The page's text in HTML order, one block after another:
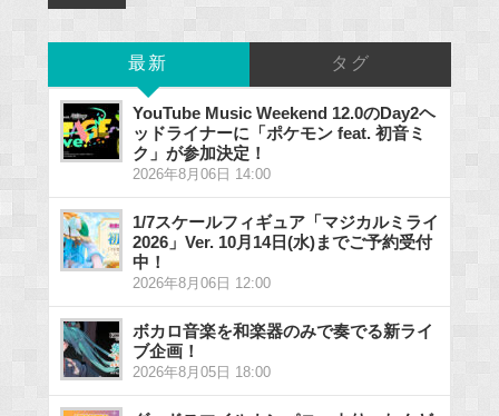
最新 タグ
YouTube Music Weekend 12.0のDay2ヘ
ッドライナーに「ポケモン feat. 初音ミ
ク」が参加決定！
2026年8月06日 14:00
1/7スケールフィギュア「マジカルミライ
2026」Ver. 10月14日(水)までご予約受付
中！
2026年8月06日 12:00
ボカロ音楽を和楽器のみで奏でる新ライ
ブ企画！
2026年8月05日 18:00